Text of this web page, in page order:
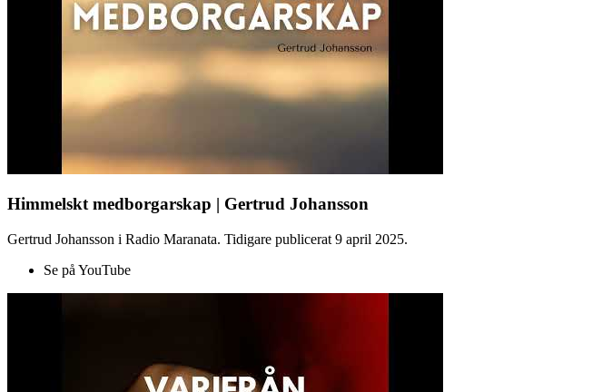
Himmelskt medborgarskap | Gertrud Johansson
Gertrud Johansson i Radio Maranata. Tidigare publicerat 9 april 2025.
Se på YouTube